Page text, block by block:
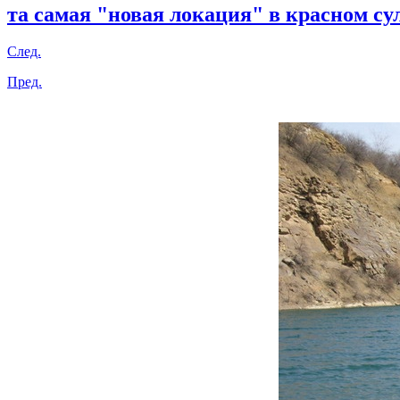
та самая "новая локация" в красном
След.
Пред.